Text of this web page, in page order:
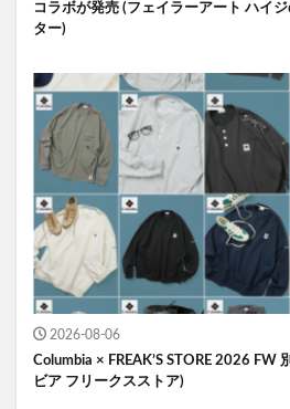
コラボが発売 (フェイラーアート ハイ
ター)
2026-08-06
Columbia × FREAK’S STORE 2026 FW
ビア フリークスストア)